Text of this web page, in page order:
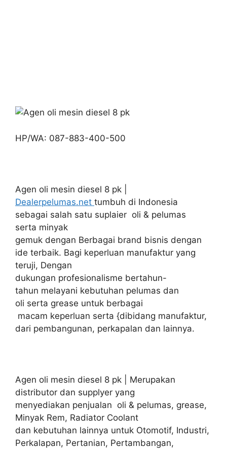
HP/WA: 087-883-400-500
Agen oli mesin diesel 8 pk |
Dealerpelumas.net tumbuh di Indonesia
sebagai salah satu suplaier oli & pelumas
serta minyak
gemuk dengan Berbagai brand bisnis dengan
ide terbaik. Bagi keperluan manufaktur yang
teruji, Dengan
dukungan profesionalisme bertahun-
tahun melayani kebutuhan pelumas dan
oli serta grease untuk berbagai
macam keperluan serta {dibidang manufaktur,
dari pembangunan, perkapalan dan lainnya.
Agen oli mesin diesel 8 pk | Merupakan
distributor dan supplyer yang
menyediakan penjualan oli & pelumas, grease,
Minyak Rem, Radiator Coolant
dan kebutuhan lainnya untuk Otomotif, Industri,
Perkalapan, Pertanian, Pertambangan,